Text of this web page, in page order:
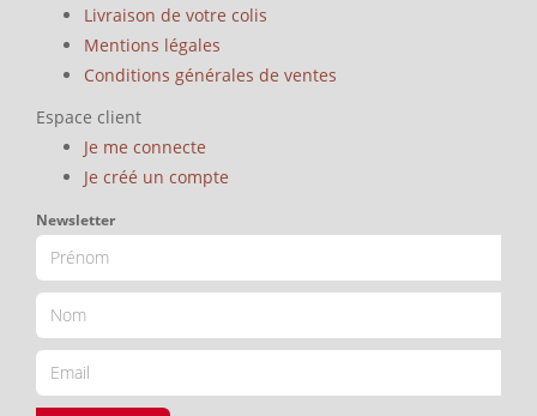
Livraison de votre colis
Mentions légales
Conditions générales de ventes
Espace client
Je me connecte
Je créé un compte
Newsletter